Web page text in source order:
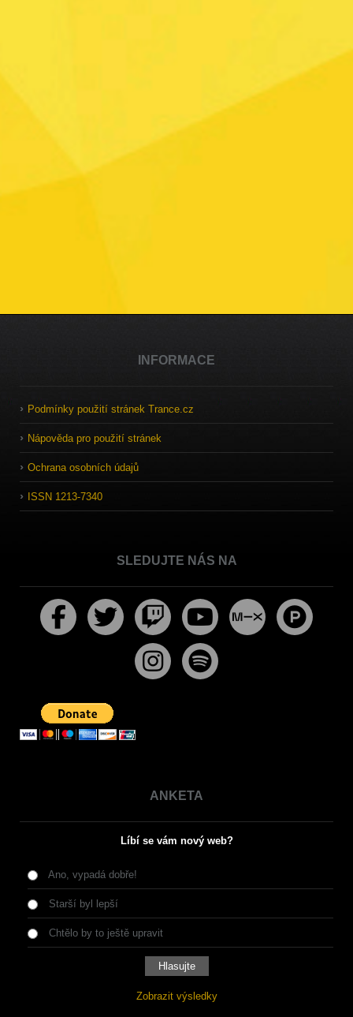
INFORMACE
Podmínky použití stránek Trance.cz
Nápověda pro použití stránek
Ochrana osobních údajů
ISSN 1213-7340
SLEDUJTE NÁS NA
ANKETA
Líbí se vám nový web?
Ano, vypadá dobře!
Starší byl lepší
Chtělo by to ještě upravit
Zobrazit výsledky